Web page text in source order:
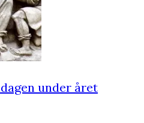
under året